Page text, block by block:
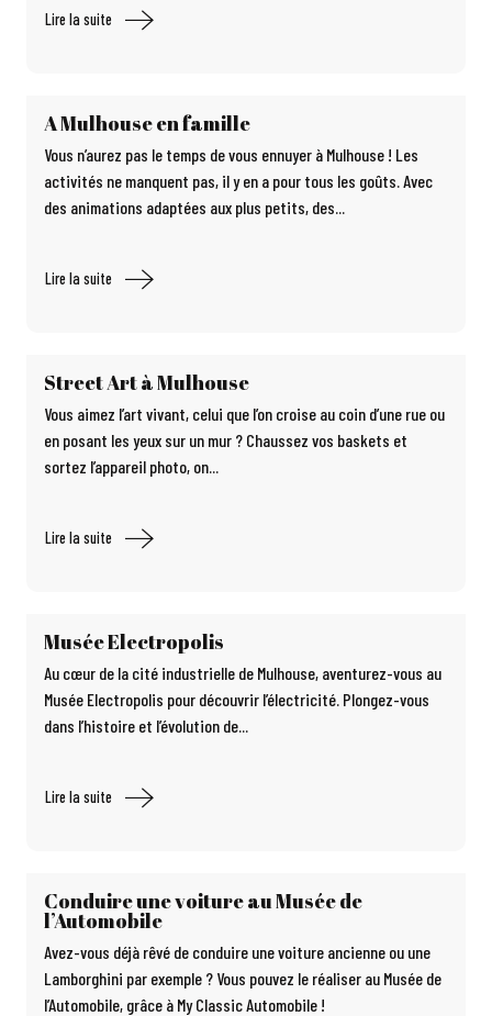
Lire la suite
A Mulhouse en famille
Vous n’aurez pas le temps de vous ennuyer à Mulhouse ! Les
activités ne manquent pas, il y en a pour tous les goûts. Avec
des animations adaptées aux plus petits, des...
Lire la suite
Street Art à Mulhouse
Vous aimez l’art vivant, celui que l’on croise au coin d’une rue ou
en posant les yeux sur un mur ? Chaussez vos baskets et
sortez l’appareil photo, on...
Lire la suite
Musée Electropolis
Au cœur de la cité industrielle de Mulhouse, aventurez-vous au
Musée Electropolis pour découvrir l’électricité. Plongez-vous
dans l’histoire et l’évolution de...
Lire la suite
Conduire une voiture au Musée de
l’Automobile
Avez-vous déjà rêvé de conduire une voiture ancienne ou une
Lamborghini par exemple ? Vous pouvez le réaliser au Musée de
l’Automobile, grâce à My Classic Automobile !